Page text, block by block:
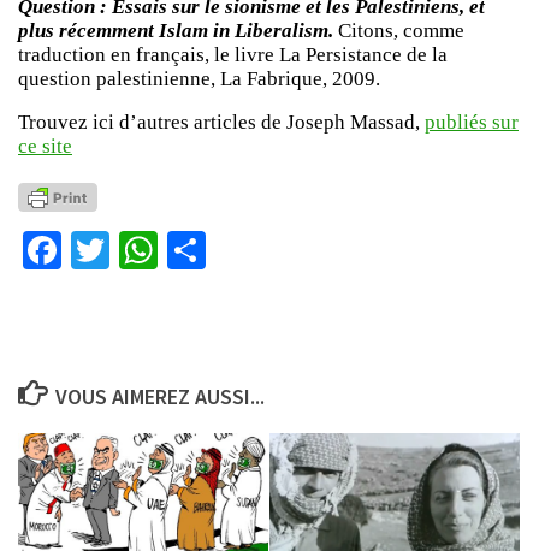
Question : Essais sur le sionisme et les Palestiniens, et
plus récemment Islam in Liberalism. Citons, comme
traduction en français, le livre La Persistance de la
question palestinienne, La Fabrique, 2009.
Trouvez ici d’autres articles de Joseph Massad, publiés sur
ce site
Facebook
TwitterWhatsApp
VOUS AIMEREZ AUSSI...